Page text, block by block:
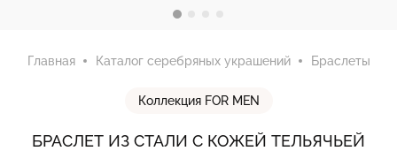
Главная Каталог серебряных украшений Браслеты
Коллекция FOR MEN
БРАСЛЕТ ИЗ СТАЛИ С КОЖЕЙ ТЕЛЬЯЧЬЕЙ